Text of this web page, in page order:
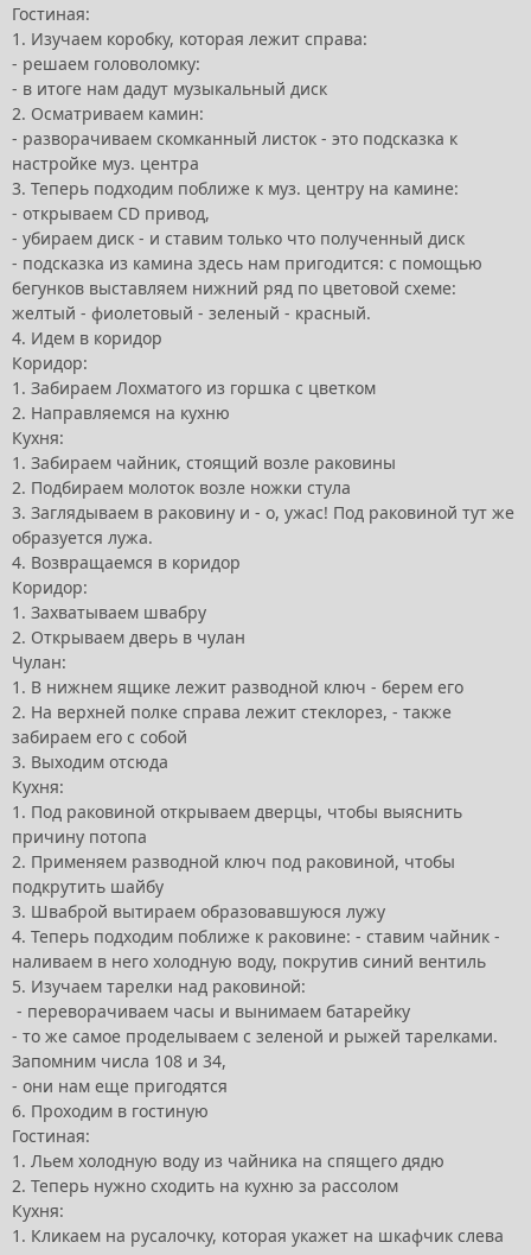
Гостиная:
1. Изучаем коробку, которая лежит справа:
- решаем головоломку:
- в итоге нам дадут музыкальный диск
2. Осматриваем камин:
- разворачиваем скомканный листок - это подсказка к
настройке муз. центра
3. Теперь подходим поближе к муз. центру на камине:
- открываем CD привод,
- убираем диск - и ставим только что полученный диск
- подсказка из камина здесь нам пригодится: с помощью
бегунков выставляем нижний ряд по цветовой схеме:
желтый - фиолетовый - зеленый - красный.
4. Идем в коридор
Коридор:
1. Забираем Лохматого из горшка с цветком
2. Направляемся на кухню
Кухня:
1. Забираем чайник, стоящий возле раковины
2. Подбираем молоток возле ножки стула
3. Заглядываем в раковину и - о, ужас! Под раковиной тут же
образуется лужа.
4. Возвращаемся в коридор
Коридор:
1. Захватываем швабру
2. Открываем дверь в чулан
Чулан:
1. В нижнем ящике лежит разводной ключ - берем его
2. На верхней полке справа лежит стеклорез, - также
забираем его с собой
3. Выходим отсюда
Кухня:
1. Под раковиной открываем дверцы, чтобы выяснить
причину потопа
2. Применяем разводной ключ под раковиной, чтобы
подкрутить шайбу
3. Шваброй вытираем образовавшуюся лужу
4. Теперь подходим поближе к раковине: - ставим чайник -
наливаем в него холодную воду, покрутив синий вентиль
5. Изучаем тарелки над раковиной:
- переворачиваем часы и вынимаем батарейку
- то же самое проделываем с зеленой и рыжей тарелками.
Запомним числа 108 и 34,
- они нам еще пригодятся
6. Проходим в гостиную
Гостиная:
1. Льем холодную воду из чайника на спящего дядю
2. Теперь нужно сходить на кухню за рассолом
Кухня:
1. Кликаем на русалочку, которая укажет на шкафчик слева